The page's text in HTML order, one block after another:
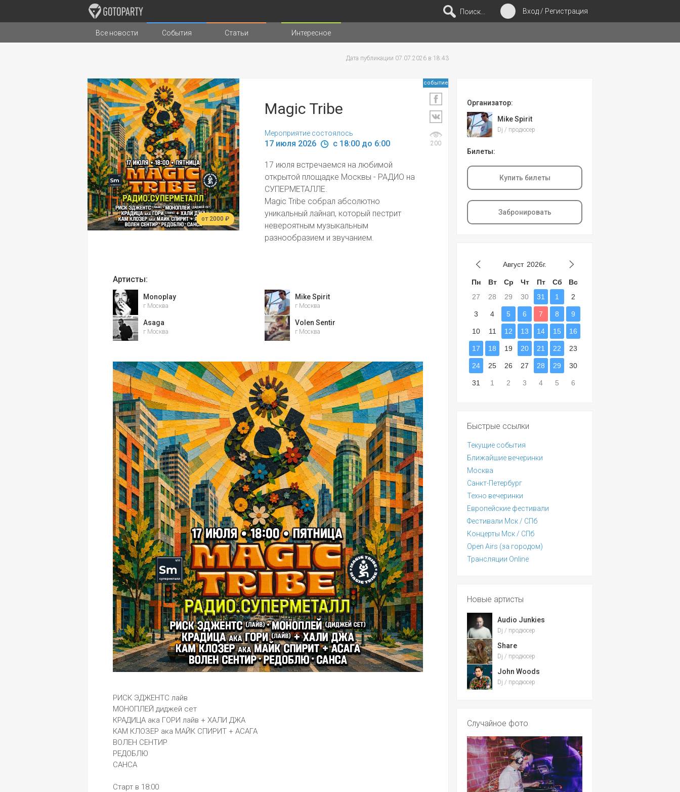
Вход / Регистрация
Поиск...
Города Музыка Типы страниц
Все новости События Статьи Интересное
Дата публикации 07.07.2026 в 18:43
от 2000 ₽
событие
200
Magic Tribe
Мероприятие состоялось
17 июля 2026 c 18:00 до 6:00
17 июля встречаемся на любимой
открытой площадке Москвы - РАДИО на
СУПЕРМЕТАЛЛЕ.
Magic Tribe собрал абсолютно
уникальный лайнап, который пестрит
невероятным музыкальным
разнообразием и звучанием.
Артисты:
Monoplay
г Москва
Mike Spirit
г Москва
Asaga
г Москва
Volen Sentir
г Москва
РИСК ЭДЖЕНТС лайв
МОНОПЛЕЙ диджей сет
КРАДИЦА ака ГОРИ лайв + ХАЛИ ДЖА
КАМ КЛОЗЕР ака МАЙК СПИРИТ + АСАГА
ВОЛЕН СЕНТИР
РЕДОБЛЮ
САНСА
Старт в 18:00
Организатор:
Mike Spirit
Dj / продюсер
Билеты:
Купить билеты
Забронировать
Август 2026г.
Пн Вт Ср Чт Пт Сб
Вс
27
28 29 30 31 1 2
3 4 5 6 7 8 9
10 11 12 13 14 15 16
17 18 19 20 21 22 23
24 25 26 27 28 29 30
31 1 2 3 4 5 6
Быстрые ссылки
Текущие события
Ближайшие вечеринки
Москва
Санкт-Петербург
Техно вечеринки
Европейские фестивали
Фестивали Мск / СПб
Концерты Мск / СПб
Open Airs (за городом)
Трансляции Online
Новые артисты
Audio Junkies
Dj / продюсер
Share
Dj / продюсер
John Woods
Dj / продюсер
Случайное фото